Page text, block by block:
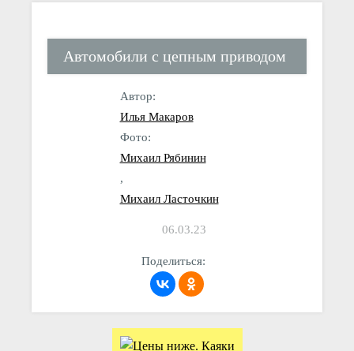
Автомобили с цепным приводом
Автор:
Илья Макаров
Фото:
Михаил Рябинин
,
Михаил Ласточкин
06.03.23
Поделиться: